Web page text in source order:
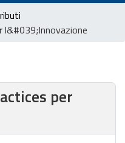
l&#039;Innovazione
per